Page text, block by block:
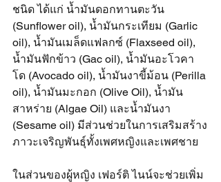
ชนิด ได้แก่ น้ำมันดอกทานตะวัน
(Sunflower oil), น้ำมันกระเทียม (Garlic
oil), น้ำมันเมล็ดแฟลกซ์ (Flaxseed oil),
น้ำมันฟักข้าว (Gac oil), น้ำมันอะโวคา
โด (Avocado oil), น้ำมันงาขี้ม้อน (Perilla
oil), น้ำมันมะกอก (Olive Oil), น้ำมัน
สาหร่าย (Algae Oil) และน้ำมันงา
(Sesame oil) มีส่วนช่วยในการเสริมสร้าง
ภาวะเจริญพันธุ์ทั้งเพศหญิงและเพศชาย
ในส่วนของผู้หญิง เฟอร์ติ ไนน์จะช่วยเพิ่ม